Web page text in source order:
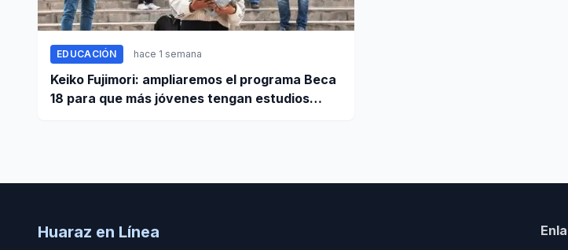
EDUCACIÓN hace 1 semana
Keiko Fujimori: ampliaremos el programa Beca
18 para que más jóvenes tengan estudios
Huaraz en Línea